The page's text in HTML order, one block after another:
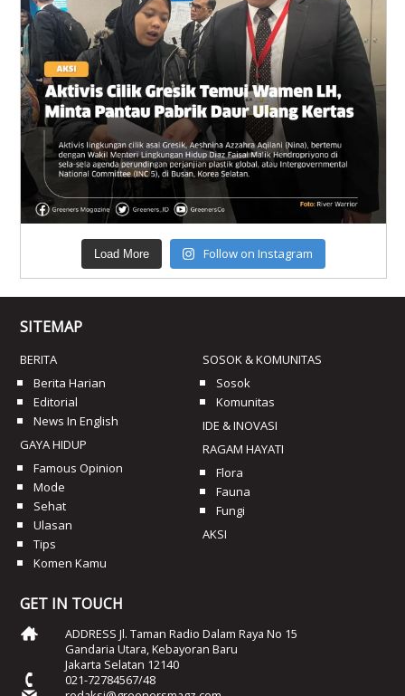
Load More Follow on Instagram
SITEMAP
BERITA
Berita Harian
Editorial
News In English
GAYA HIDUP
Famous Opinion
Mode
Sehat
Ulasan
Tips
Komen Kamu
SOSOK & KOMUNITAS
Sosok
Komunitas
IDE & INOVASI
RAGAM HAYATI
Flora
Fauna
Fungi
AKSI
GET IN TOUCH
ADDRESS Jl. Taman Radio Dalam Raya No 15
Gandaria Utara, Kebayoran Baru
Jakarta Selatan 12140
021-72784567/48